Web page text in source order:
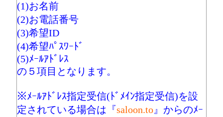
(1)お名前
(2)お電話番号
(3)希望ID
(4)希望ﾊﾟｽﾜｰﾄﾞ
(5)ﾒｰﾙｱﾄﾞﾚｽ
の５項目となります。
※ﾒｰﾙｱﾄﾞﾚｽ指定受信(ﾄﾞﾒｲﾝ指定受信)を設
定されている場合は『saloon.to 』からのﾒｰ